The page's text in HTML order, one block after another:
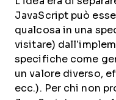
JavaScript può
qualcosa in una
visitare)
specifiche come
un valore diverso,
ecc.). Per chi non